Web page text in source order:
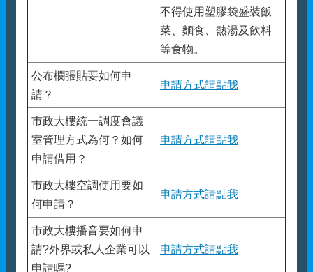
不得使用塑膠袋盛裝飯
菜、麵食、熱湯及飲料
等食物。
公布欄張貼要如何申
請？
申請方式請點我
市政大樓統一調度會議
室管理方式為何？如何
申請借用？
申請方式請點我
市政大樓空調使用要如
何申請？
申請方式請點我
市政大樓播音要如何申
請?外界或私人企業可以
申請嗎?
申請方式請點我